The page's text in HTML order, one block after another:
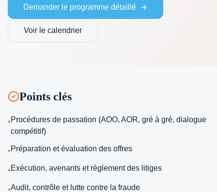
Demander le programme détaillé
Voir le calendrier
Points clés
•Procédures de passation (AOO, AOR, gré à gré, dialogue
compétitif)
•Préparation et évaluation des offres
•Exécution, avenants et règlement des litiges
•Audit, contrôle et lutte contre la fraude